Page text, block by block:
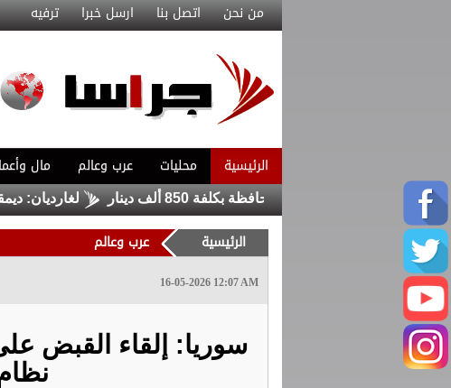
من نحن اتصل بنا ارسل خبرا ترفيه
الرئيسية محليات عرب وعالم مال
دينار لغارديان:
الرئيسية عرب وعالم
16-05-2026 12:07 AM
سوريا: إلقاء القبض